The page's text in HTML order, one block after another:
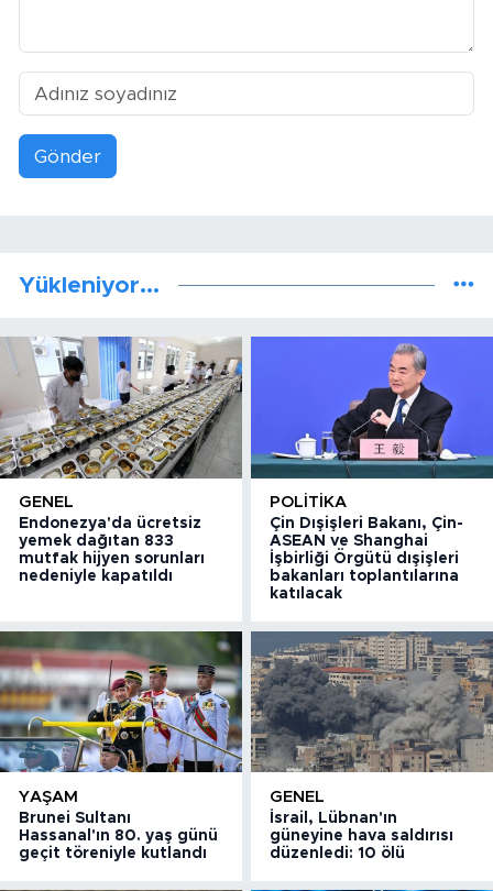
Gönder
Yükleniyor...
GENEL
Endonezya'da ücretsiz
yemek dağıtan 833
mutfak hijyen sorunları
nedeniyle kapatıldı
POLITIKA
Çin Dışişleri Bakanı, Çin-
ASEAN ve Shanghai
İşbirliği Örgütü dışişleri
bakanları toplantılarına
katılacak
YAŞAM
Brunei Sultanı
Hassanal'ın 80. yaş günü
geçit töreniyle kutlandı
GENEL
İsrail, Lübnan'ın
güneyine hava saldırısı
düzenledi: 10 ölü